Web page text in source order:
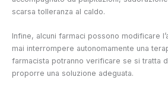
scarsa tolleranza al caldo.
Infine, alcuni farmaci possono modificare
mai interrompere autonomamente una
farmacista potranno verificare se si tratta
proporre una soluzione adeguata.